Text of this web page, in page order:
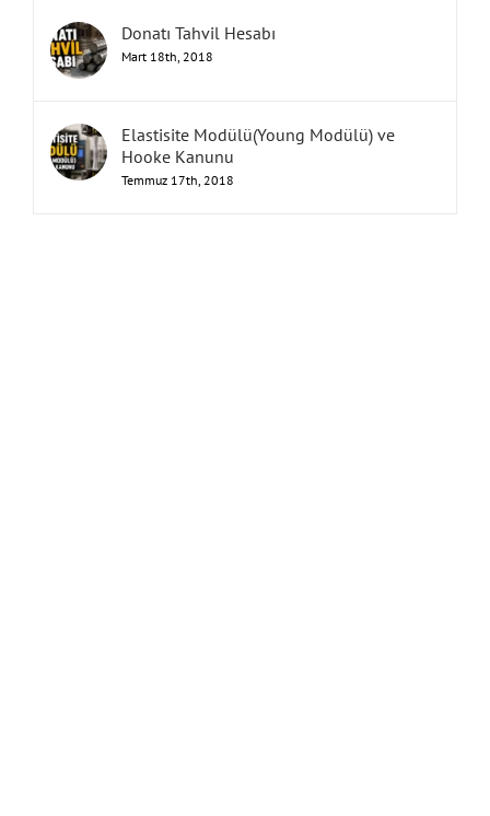
Donatı Tahvil Hesabı
Mart 18th, 2018
Elastisite Modülü(Young Modülü) ve
Hooke Kanunu
Temmuz 17th, 2018